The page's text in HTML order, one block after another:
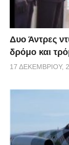
Δυο Άντρες
δρόμο και
17 ΔΕΚΕΜΒΡΊΟΥ,